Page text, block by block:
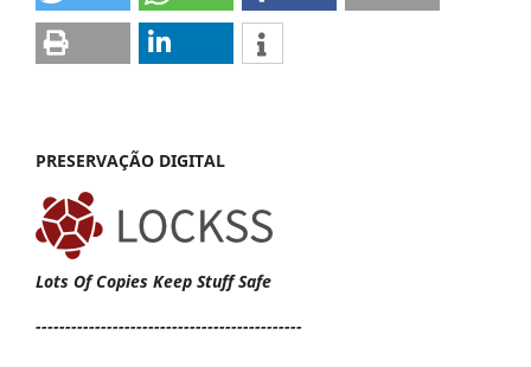
PRESERVAÇÃO DIGITAL
Lots Of Copies Keep Stuff Safe
---------------------------------------------